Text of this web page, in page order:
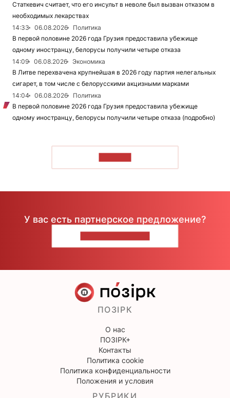
Статкевич считает, что его инсульт в неволе был вызван отказом в
необходимых лекарствах
14:33
06.08.2026
Политика
В первой половине 2026 года Грузия предоставила убежище
одному иностранцу, белорусы получили четыре отказа
14:09
06.08.2026
Экономика
В Литве перехвачена крупнейшая в 2026 году партия нелегальных
сигарет, в том числе с белорусскими акцизными марками
14:04
06.08.2026
Политика
В первой половине 2026 года Грузия предоставила убежище
одному иностранцу, белорусы получили четыре отказа (подробно)
У вас есть партнерское предложение?
ПОЗІРК
О нас
ПОЗІРК+
Контакты
Политика cookie
Политика конфиденциальности
Положения и условия